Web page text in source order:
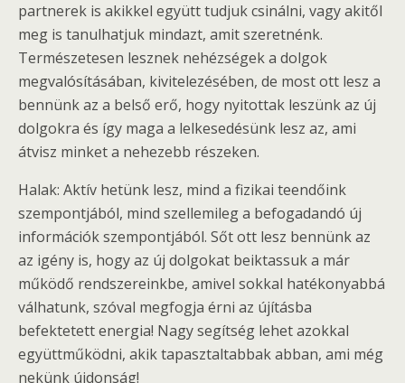
partnerek is akikkel együtt tudjuk csinálni, vagy akitől
meg is tanulhatjuk mindazt, amit szeretnénk.
Természetesen lesznek nehézségek a dolgok
megvalósításában, kivitelezésében, de most ott lesz a
bennünk az a belső erő, hogy nyitottak leszünk az új
dolgokra és így maga a lelkesedésünk lesz az, ami
átvisz minket a nehezebb részeken.
Halak: Aktív hetünk lesz, mind a fizikai teendőink
szempontjából, mind szellemileg a befogadandó új
információk szempontjából. Sőt ott lesz bennünk az
az igény is, hogy az új dolgokat beiktassuk a már
működő rendszereinkbe, amivel sokkal hatékonyabbá
válhatunk, szóval megfogja érni az újításba
befektetett energia! Nagy segítség lehet azokkal
együttműködni, akik tapasztaltabbak abban, ami még
nekünk újdonság!